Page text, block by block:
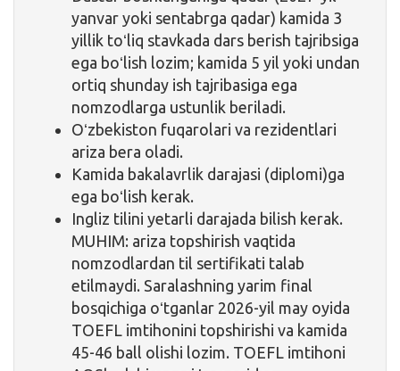
yanvar yoki sentabrga qadar) kamida 3
yillik toʻliq stavkada dars berish tajribsiga
ega boʻlish lozim; kamida 5 yil yoki undan
ortiq shunday ish tajribasiga ega
nomzodlarga ustunlik beriladi.
Oʻzbekiston fuqarolari va rezidentlari
ariza bera oladi.
Kamida bakalavrlik darajasi (diplomi)ga
ega boʻlish kerak.
Ingliz tilini yetarli darajada bilish kerak.
MUHIM: ariza topshirish vaqtida
nomzodlardan til sertifikati talab
etilmaydi. Saralashning yarim final
bosqichiga oʻtganlar 2026-yil may oyida
TOEFL imtihonini topshirishi va kamida
45-46 ball olishi lozim. TOEFL imtihoni